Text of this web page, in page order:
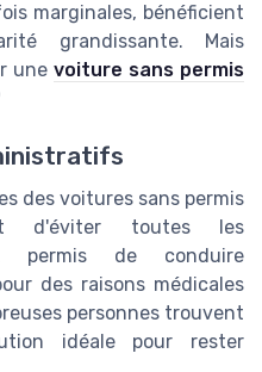
marginales, bénéficient
grandissante. Mais
une voiture sans permis
des voitures sans permis
d'éviter toutes les
permis de conduire
des raisons médicales
personnes trouvent
idéale pour rester